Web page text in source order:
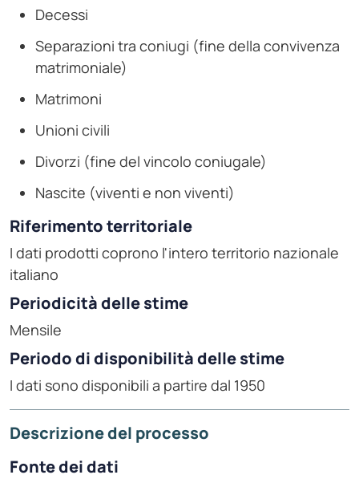
Decessi
Separazioni tra coniugi (fine della convivenza
matrimoniale)
Matrimoni
Unioni civili
Divorzi (fine del vincolo coniugale)
Nascite (viventi e non viventi)
Riferimento territoriale
I dati prodotti coprono l'intero territorio nazionale
italiano
Periodicità delle stime
Mensile
Periodo di disponibilità delle stime
I dati sono disponibili a partire dal 1950
Descrizione del processo
Fonte dei dati